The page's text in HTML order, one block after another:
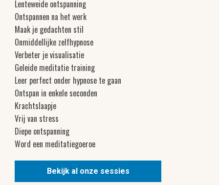
Lenteweide ontspanning
Ontspannen na het werk
Maak je gedachten stil
Onmiddellijke zelfhypnose
Verbeter je visualisatie
Geleide meditatie training
Leer perfect onder hypnose te gaan
Ontspan in enkele seconden
Krachtslaapje
Vrij van stress
Diepe ontspanning
Word een meditatiegoeroe
Bekijk al onze sessies